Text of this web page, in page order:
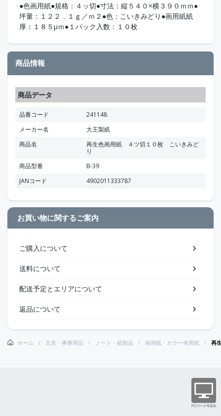
●色画用紙●規格：４ッ切●寸法：縦５４０×横３９０ｍｍ●
坪量：１２２．１ｇ／ｍ２●色：こいきみどり●画用紙紙
厚：１８５μｍ●１パック入数：１０枚
商品情報
商品データ
品番コード
241148
メーカー名
大王製紙
商品名
再生色画用紙 ４ツ切１０枚 こいきみど
り
商品型番
B-39
JANコード
4902011333787
お買い物に関するご案内
ご購入について
送料について
配送予定とエリアについて
返品について
ホーム 文具・事務用品 ノート・紙製品 画用紙・カラー画用紙 再